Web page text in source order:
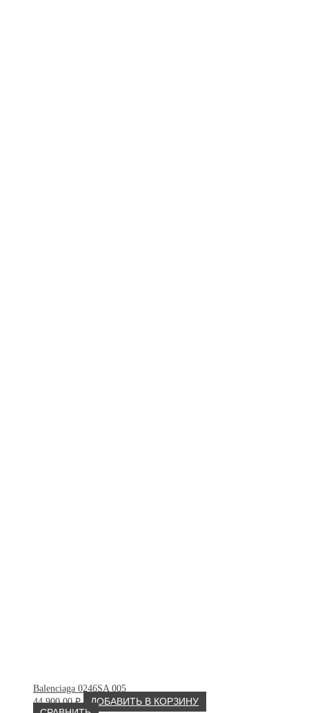
Balenciaga 0246SA 005
44 900.00₽
ДОБАВИТЬ В КОРЗИНУ